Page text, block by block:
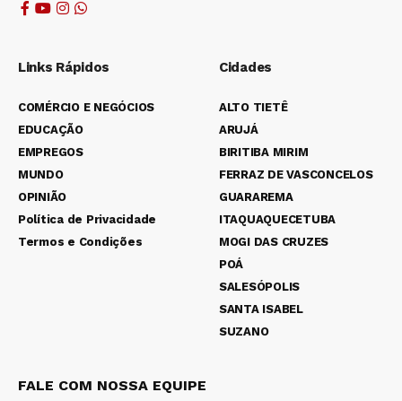
Links Rápidos
COMÉRCIO E NEGÓCIOS
EDUCAÇÃO
EMPREGOS
MUNDO
OPINIÃO
Política de Privacidade
Termos e Condições
Cidades
ALTO TIETÊ
ARUJÁ
BIRITIBA MIRIM
FERRAZ DE VASCONCELOS
GUARAREMA
ITAQUAQUECETUBA
MOGI DAS CRUZES
POÁ
SALESÓPOLIS
SANTA ISABEL
SUZANO
FALE COM NOSSA EQUIPE